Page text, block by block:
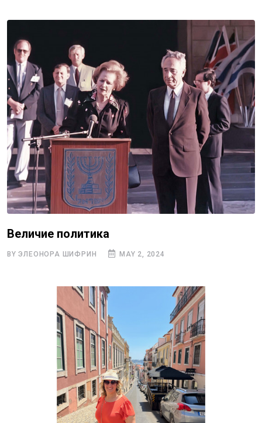
Величие политика
BY ЭЛЕОНОРА ШИФРИН MAY 2, 2024